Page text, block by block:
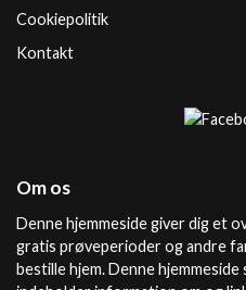
Cookiepolitik
Kontakt
Om os
Denne hjemmeside giver dig et
gratis prøveperioder og andre
bestille hjem. Denne